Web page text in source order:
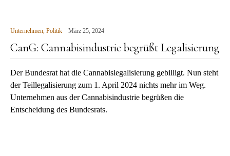
Unternehmen, Politik März 25, 2024
CanG: Cannabisindustrie begrüßt Legalisierung
Der Bundesrat hat die Cannabislegalisierung gebilligt. Nun steht
der Teillegalisierung zum 1. April 2024 nichts mehr im Weg.
Unternehmen aus der Cannabisindustrie begrüßen die
Entscheidung des Bundesrats.